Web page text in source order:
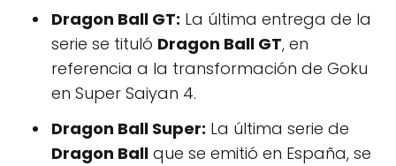
Dragon Ball GT: La última entrega de la
serie se tituló Dragon Ball GT, en
referencia a la transformación de Goku
en Super Saiyan 4.
Dragon Ball Super: La última serie de
Dragon Ball que se emitió en España, se